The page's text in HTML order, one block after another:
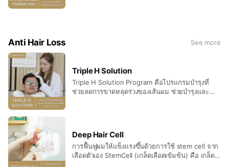
Anti Hair Loss See more
Triple H Solution
Triple H Solution Program คือโปรแกรมบำรุงที่
ช่วยลดการขาดหลุดร่วงของเส้นผม ช่วยบำรุงและ
กระตุ้นรากผม
Deep Hair Cell
การฟื้นฟูผมให้แข็งแรงขึ้นด้วยการใช้ stem cell จาก
เลือดตัวเอง StemCell (เกล็ดเลือดเข้มข้น) คือ เกล็ด